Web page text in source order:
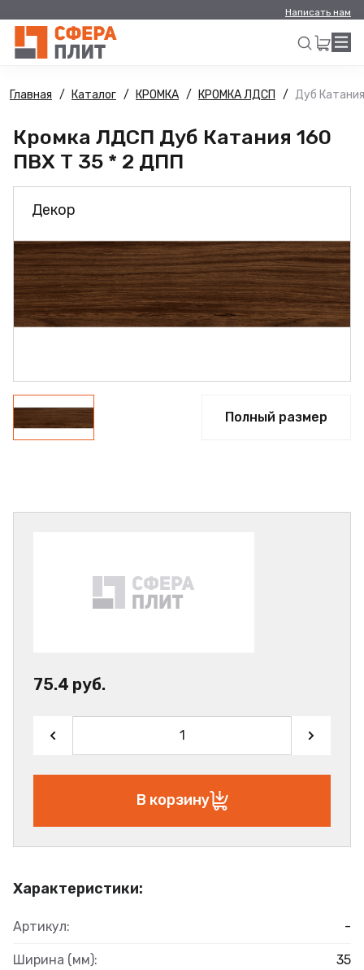
Написать нам
Искать
Главная Каталог КРОМКА КРОМКА ЛДСП Дуб
Кромка ЛДСП Дуб Катания 160
ПВХ Т 35 * 2 ДПП
Декор
Полный размер
Характеристики:
Артикул: -
Ширина (мм): 35
75.4 руб.
В корзину